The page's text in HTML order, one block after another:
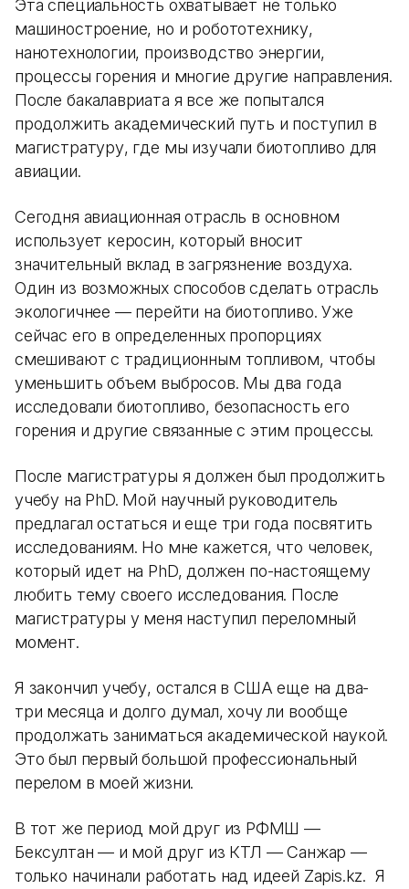
Эта специальность охватывает не только
машиностроение, но и робототехнику,
нанотехнологии, производство энергии,
процессы горения и многие другие направления.
После бакалавриата я все же попытался
продолжить академический путь и поступил в
магистратуру, где мы изучали биотопливо для
авиации.
Сегодня авиационная отрасль в основном
использует керосин, который вносит
значительный вклад в загрязнение воздуха.
Один из возможных способов сделать отрасль
экологичнее — перейти на биотопливо. Уже
сейчас его в определенных пропорциях
смешивают с традиционным топливом, чтобы
уменьшить объем выбросов. Мы два года
исследовали биотопливо, безопасность его
горения и другие связанные с этим процессы.
После магистратуры я должен был продолжить
учебу на PhD. Мой научный руководитель
предлагал остаться и еще три года посвятить
исследованиям. Но мне кажется, что человек,
который идет на PhD, должен по-настоящему
любить тему своего исследования. После
магистратуры у меня наступил переломный
момент.
Я закончил учебу, остался в США еще на два-
три месяца и долго думал, хочу ли вообще
продолжать заниматься академической наукой.
Это был первый большой профессиональный
перелом в моей жизни.
В тот же период мой друг из РФМШ —
Бексултан — и мой друг из КТЛ — Санжар —
только начинали работать над идеей Zapis.kz. Я